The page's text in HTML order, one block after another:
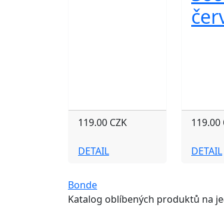
119.00 CZK
DETAIL
119.00
DETAIL
Bonde
Katalog oblíbených produktů na